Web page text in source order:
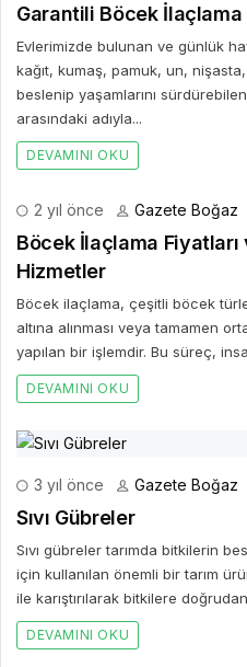
Garantili Böcek İlaçlama
Evlerimizde bulunan ve günlük
kağıt, kumaş, pamuk, un,
beslenip yaşamlarını
arasındaki adıyla...
DEVAMINI OKU
2 yıl önce Gazete Boğaz
Böcek İlaçlama Fiyatları
Hizmetler
Böcek ilaçlama, çeşitli böcek
altına alınması veya tamamen
yapılan bir işlemdir. Bu süreç,
DEVAMINI OKU
3 yıl önce Gazete Boğaz
Sıvı Gübreler
Sıvı gübreler tarımda bitkilerin
için kullanılan önemli bir tarım
ile karıştırılarak bitkilere
DEVAMINI OKU